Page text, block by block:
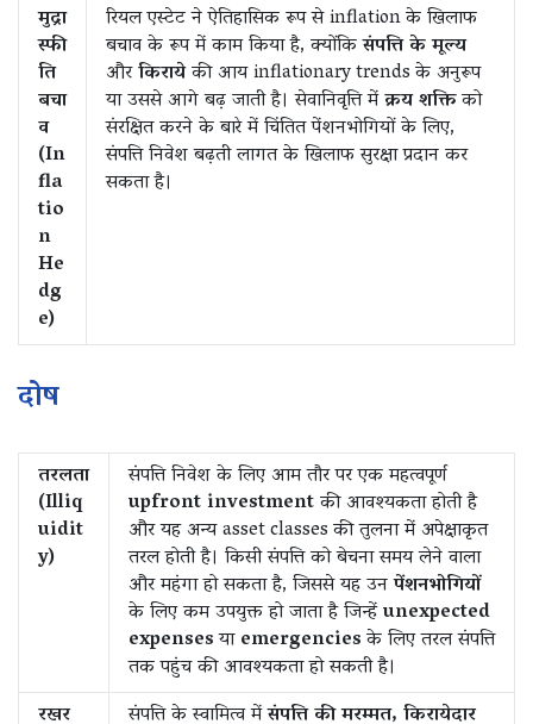
मुद्रा
स्फी
ति
बचा
व
(In
fla
tio
n
He
dg
e)
रियल एस्टेट ने ऐतिहासिक रूप से inflation के खिलाफ
बचाव के रूप में काम किया है, क्योंकिसंपत्ति के मूल्य
औरकिरायेकी आय inflationary trends के अनुरूप
या उससे आगे बढ़ जाती है। सेवानिवृत्ति मेंक्रय शक्तिको
संरक्षित करने के बारे में चिंतित पेंशनभोगियों के लिए,
संपत्ति निवेश बढ़ती लागत के खिलाफ सुरक्षा प्रदान कर
सकता है।
दोष
तरलता
(Illiq
uidit
y)
संपत्ति निवेश के लिए आम तौर पर एक महत्वपूर्ण
upfront investmentकी आवश्यकता होती है
और यह अन्य asset classes की तुलना में अपेक्षाकृत
तरल होती है। किसी संपत्ति को बेचना समय लेने वाला
और महंगा हो सकता है, जिससे यह उनपेंशनभोगियों
के लिए कम उपयुक्त हो जाता है जिन्हेंunexpected
expensesयाemergenciesके लिए तरल संपत्ति
तक पहुंच की आवश्यकता हो सकती है।
रखर
संपत्ति के स्वामित्व मेंसंपत्ति की मरम्मत, किरायेदार